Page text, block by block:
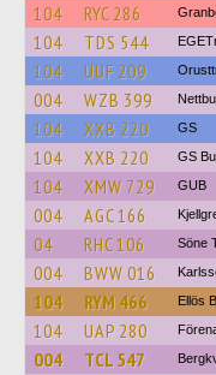
104 RYC 286
104 TDS 544
104 UUF 209
004 WZB 399
104 XXB 220 GS
104 XXB 220 GS
104 XMW 729 GUB
004 AGC 166
04 RHC 106 Söne
004 BWW 016
104 RYM 466 Ellös
104 UAP 280
004 TCL 547